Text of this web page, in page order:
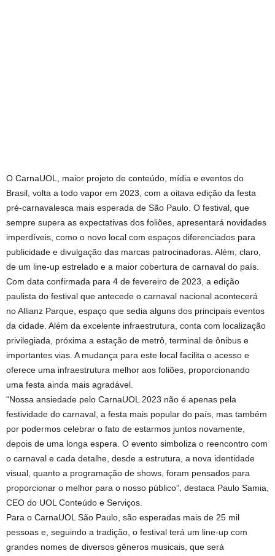
O CarnaUOL, maior projeto de conteúdo, mídia e eventos do
Brasil, volta a todo vapor em 2023, com a oitava edição da festa
pré-carnavalesca mais esperada de São Paulo. O festival, que
sempre supera as expectativas dos foliões, apresentará novidades
imperdíveis, como o novo local com espaços diferenciados para
publicidade e divulgação das marcas patrocinadoras. Além, claro,
de um line-up estrelado e a maior cobertura de carnaval do país.
Com data confirmada para 4 de fevereiro de 2023, a edição
paulista do festival que antecede o carnaval nacional acontecerá
no Allianz Parque, espaço que sedia alguns dos principais eventos
da cidade. Além da excelente infraestrutura, conta com localização
privilegiada, próxima a estação de metrô, terminal de ônibus e
importantes vias. A mudança para este local facilita o acesso e
oferece uma infraestrutura melhor aos foliões, proporcionando
uma festa ainda mais agradável.
“Nossa ansiedade pelo CarnaUOL 2023 não é apenas pela
festividade do carnaval, a festa mais popular do país, mas também
por podermos celebrar o fato de estarmos juntos novamente,
depois de uma longa espera. O evento simboliza o reencontro com
o carnaval e cada detalhe, desde a estrutura, a nova identidade
visual, quanto a programação de shows, foram pensados para
proporcionar o melhor para o nosso público”, destaca Paulo Samia,
CEO do UOL Conteúdo e Serviços.
Para o CarnaUOL São Paulo, são esperadas mais de 25 mil
pessoas e, seguindo a tradição, o festival terá um line-up com
grandes nomes de diversos gêneros musicais, que será